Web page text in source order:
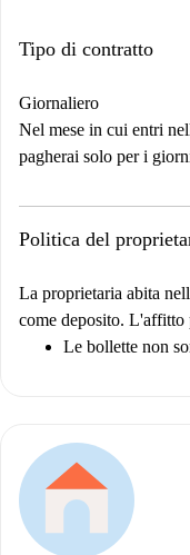
Tipo di contratto
Giornaliero
Nel mese in cui entri
pagherai solo per i
Politica del
La proprietaria abita
come deposito. L'affitto
Le bollette non